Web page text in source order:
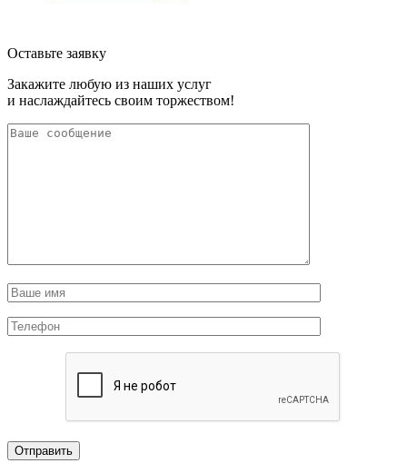
Оставьте заявку
Закажите любую из наших услуг
и наслаждайтесь своим торжеством!